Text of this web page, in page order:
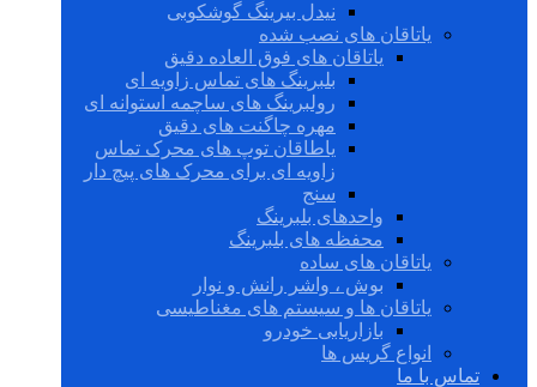
نیدل بیرینگ گوشکوبی
یاتاقان های نصب شده
یاتاقان های فوق العاده دقیق
بلبرینگ های تماس زاویه ای
رولبرینگ های ساچمه استوانه ای
مهره چاگنت های دقیق
یاطاقان توپ های محرک تماس
زاویه ای برای محرک های پیچ دار
سنج
واحدهای بلبرینگ
محفظه های بلبرینگ
یاتاقان های ساده
بوش ، واشر رانش و نوار
یاتاقان ها و سیستم های مغناطیسی
بازاریابی خودرو
انواع گریس ها
تماس با ما